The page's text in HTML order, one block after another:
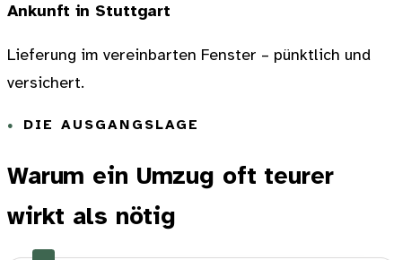
Ankunft in Stuttgart
Lieferung im vereinbarten Fenster – pünktlich und
versichert.
DIE AUSGANGSLAGE
Warum ein Umzug oft teurer
wirkt als nötig